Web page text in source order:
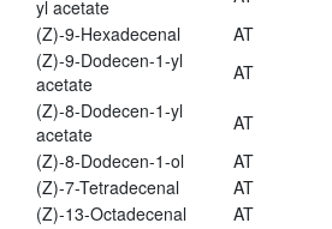
yl acetate
(Z)-9-Hexadecenal
AT
(Z)-9-Dodecen-1-yl
acetate
AT
(Z)-8-Dodecen-1-yl
acetate
AT
(Z)-8-Dodecen-1-ol
AT
(Z)-7-Tetradecenal
AT
(Z)-13-Octadecenal
AT